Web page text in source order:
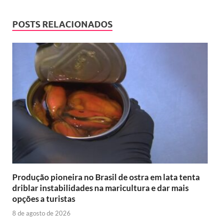
POSTS RELACIONADOS
Produção pioneira no Brasil de ostra em lata tenta
driblar instabilidades na maricultura e dar mais
opções a turistas
8 de agosto de 2026